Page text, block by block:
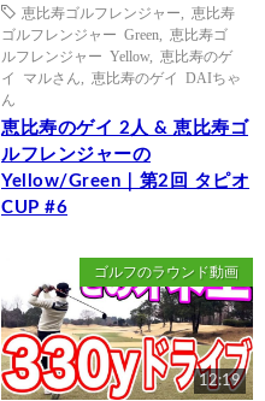
恵比寿ゴルフレンジャー
恵比寿
ゴルフレンジャー Green
恵比寿ゴ
ルフレンジャー Yellow, 恵比寿のゲ
イ マルさん
恵比寿のゲイ DAIちゃ
ん
恵比寿のゲイ 2人 & 恵比寿ゴ
ルフレンジャーの
Yellow/Green｜第2回 タピオ
CUP #6
ゴルフのラウンド動画
12:19